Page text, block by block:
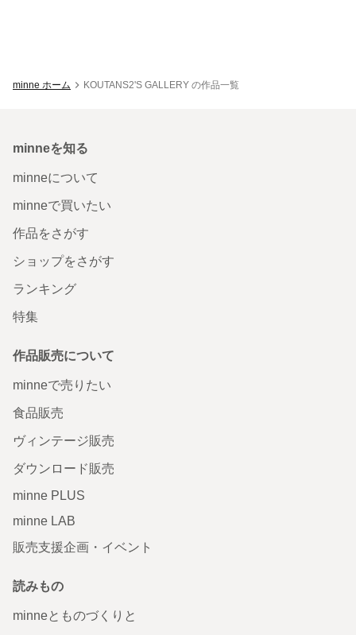
minne ホーム KOUTANS2'S GALLERY の作品一覧
minneを知る
minneについて
minneで買いたい
作品をさがす
ショップをさがす
ランキング
特集
作品販売について
minneで売りたい
食品販売
ヴィンテージ販売
ダウンロード販売
minne PLUS
minne LAB
販売支援企画・イベント
読みもの
minneとものづくりと